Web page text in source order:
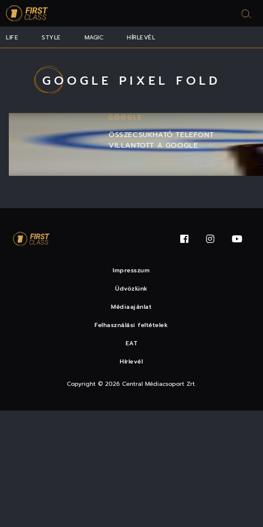
LIFE STYLE MAGIC HÍRLEVÉL
GOOGLE PIXEL FOLD
GOOGLE
ÖSSZECSUKHATÓ TELEFONT
VILLANTOTT A GOOGLE
Impresszum
Üdvözlünk
Médiaajánlat
Felhasználási feltételek
EAT
Hírlevél
Copyright © 2026 Central Médiacsoport Zrt.